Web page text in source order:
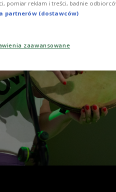
pomiar reklam i treści, badnie
partnerów (dostawców)
zaawansowane